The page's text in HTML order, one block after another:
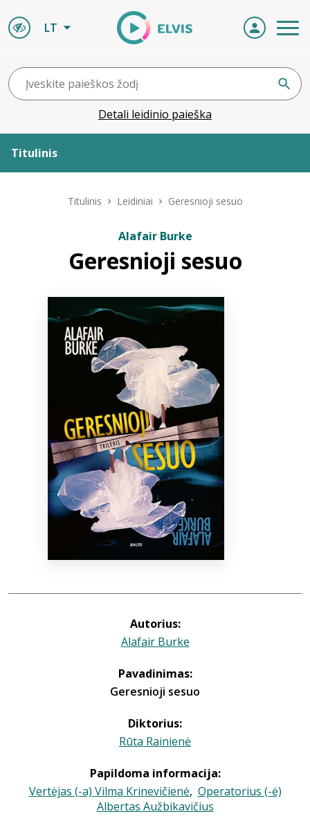
LT
Detali leidinio paieška
Titulinis
ELVIS atvyksta
Bibliotekoms
+370 667 80 541
info@elvislab.lt
Titulinis Leidiniai Geresnioji sesuo
Alafair Burke
Geresnioji sesuo
Autorius:
Alafair Burke
Pavadinimas:
Geresnioji sesuo
Diktorius:
Rūta Rainienė
Papildoma informacija:
Vertėjas (-a) Vilma Krinevičienė, Operatorius (-ė)
Albertas Aužbikavičius